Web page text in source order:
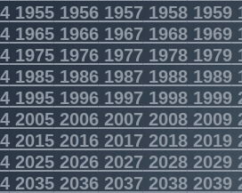
19551956195719581959
19651966196719681969
197519761977 19781979
198519861987 19881989
199519961997 19981999
200520062007 20082009
201520162017 20182019
20252026202720282029
203520362037 20382039